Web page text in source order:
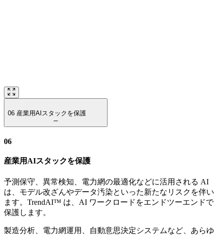
06 産業用AIスタックを保護
06
産業用AIスタックを保護
予測保守、異常検知、電力網の最適化などに活用される AI
は、モデル改ざんやデータ汚染といった新たなリスクを伴い
ます。TrendAI™ は、AI ワークロードをエンドツーエンドで
保護します。
製造分析、電力網運用、自動意思決定システムなど、あらゆ